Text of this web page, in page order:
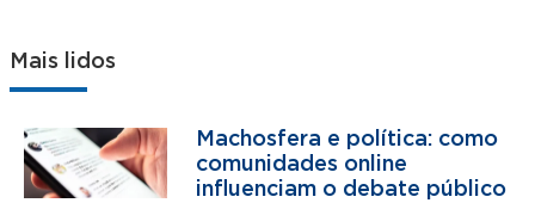
Mais lidos
Machosfera e política: como
comunidades online
influenciam o debate público